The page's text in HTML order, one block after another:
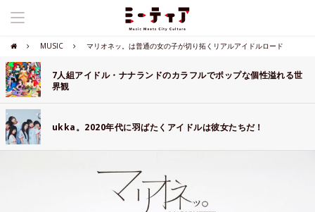
MUSIC マリオネッ。は普通の女の子が切り拓くリアルアイドルロード
7人組アイドル・ナナランドのカラフルでポップな個性溢れる世
界観
ukka。2020年代に羽ばたくアイドルは彼女たちだ！